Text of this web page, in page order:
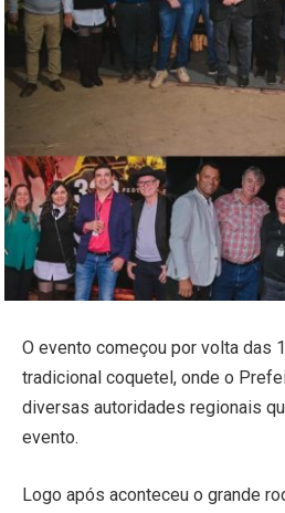
O evento começou por volta das
tradicional coquetel, onde o
diversas autoridades regionais
evento.
Logo após aconteceu o grande